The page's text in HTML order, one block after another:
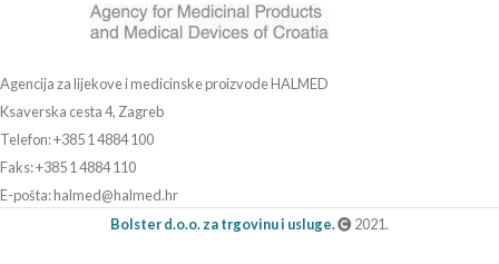
Agencija za lijekove i medicinske proizvode HALMED
Ksaverska cesta 4, Zagreb
Telefon: +385 1 4884 100
Faks: +385 1 4884 110
E-pošta: halmed@halmed.hr
Bolster d.o.o. za trgovinu i usluge.
2021.